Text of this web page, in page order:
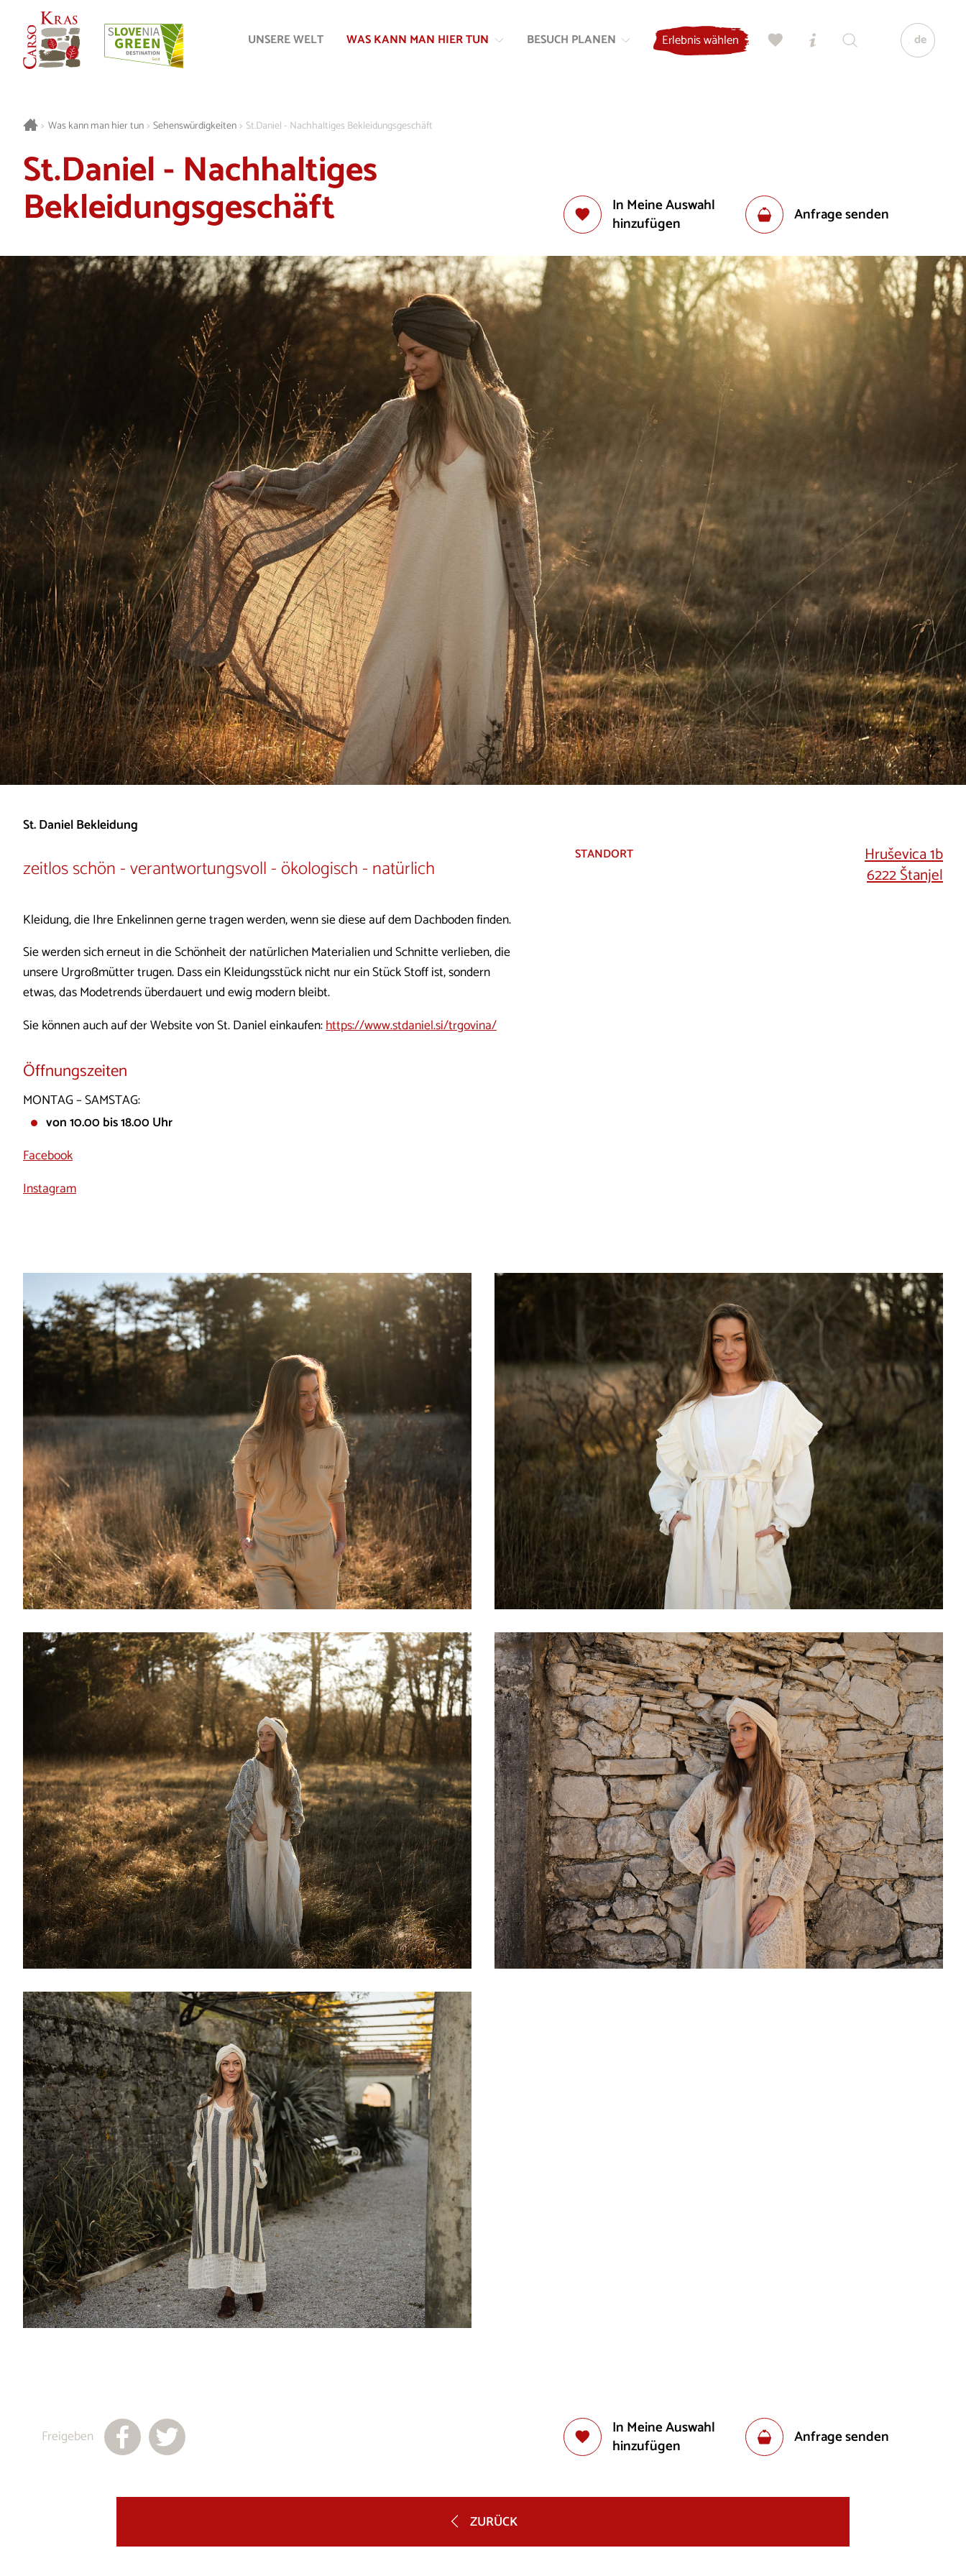
Inhalt
Navigation
UNSERE WELT WAS KANN MAN HIER TUN BESUCH PLANEN Erlebnis wählen de
> Was kann man hier tun > Sehenswürdigkeiten > St.Daniel - Nachhaltiges Bekleidungsgeschäft
St.Daniel - Nachhaltiges
Bekleidungsgeschäft
In Meine Auswahl
hinzufügen
Anfrage senden
St. Daniel Bekleidung
zeitlos schön - verantwortungsvoll - ökologisch - natürlich
Kleidung, die Ihre Enkelinnen gerne tragen werden, wenn sie diese auf dem Dachboden finden.
Sie werden sich erneut in die Schönheit der natürlichen Materialien und Schnitte verlieben, die
unsere Urgroßmütter trugen. Dass ein Kleidungsstück nicht nur ein Stück Stoff ist, sondern
etwas, das Modetrends überdauert und ewig modern bleibt.
Sie können auch auf der Website von St. Daniel einkaufen:https://www.stdaniel.si/trgovina/
Öffnungszeiten
MONTAG – SAMSTAG:
von 10.00 bis 18.00 Uhr
Facebook
Instagram
STANDORT
Hruševica 1b
6222 Štanjel
In Meine Auswahl
hinzufügen
Anfrage senden
Freigeben
ZURÜCK